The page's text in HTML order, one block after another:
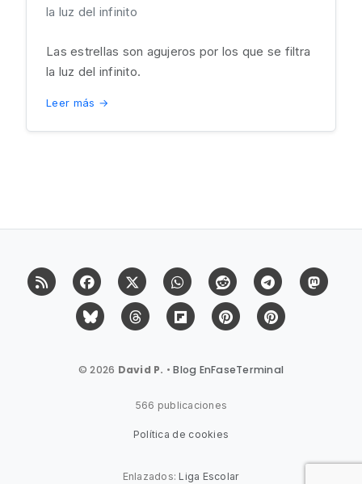
la luz del infinito
Las estrellas son agujeros por los que se filtra
la luz del infinito.
Leer más →
RSS FacebookX (Twitter)Whatsapp Reddit Telegram
Bluesky Threads Flipboard Pinterest
© 2026 David P. •Blog EnFaseTerminal
566 publicaciones
Política de cookies
Enlazados:Liga Escolar